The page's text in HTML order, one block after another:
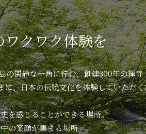
クワク体験を
の閑静な一角に佇む、創建300年の禅
、日本の伝統文化を体験していただ
を感じることができる場所。
の笑顔が集まる場所。